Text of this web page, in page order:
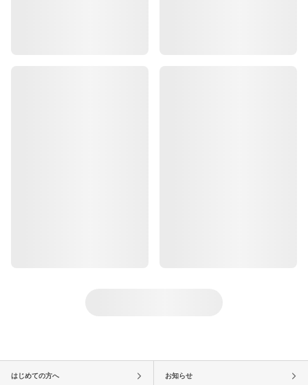
はじめての方へ お知らせ